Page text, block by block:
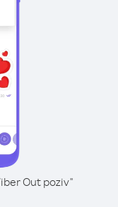
Out poziv"